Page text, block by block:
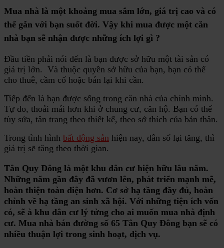
Mua nhà là một khoảng mua sắm lớn, giá trị cao và có
thể gắn với bạn suốt đời. Vậy khi mua được một căn
nhà bạn sẽ nhận được những ích lợi gì ?
Đầu tiền phải nói đến là bạn được sở hữu một tài sản có
giá trị lớn. Và thuộc quyền sở hữu của bạn, bạn có thể
cho thuê, cầm cố hoặc bán lại khi cần.
Tiếp đến là bạn được sống trong căn nhà của chính mình.
Tự do, thoải mái hơn khi ở chung cư, căn hộ. Bạn có thể
tùy sửa, tân trang theo thiết kế, theo sở thích của bản thân.
Trong tình hình bất động sản hiện nay, dân số lại tăng, thì
giá trị sẽ tăng theo thời gian.
Tân Quy Đông là một khu dân cư hiện hữu lâu năm.
Những năm gần đây đã vươn lên, phát triển mạnh mẽ,
hoàn thiện toàn diện hơn. Cơ sở hạ tầng đầy đủ, hoàn
chỉnh về hạ tầng an sinh xã hội. Với những tiện ích vốn
có, sẽ à khu dân cư lý tửng cho ai muốn mua nhà định
cư. Mua nhà bán đường số 65 Tân Quy Đông bạn sẽ có
nhiều thuận lợi trong sinh hoạt, dịch vụ.